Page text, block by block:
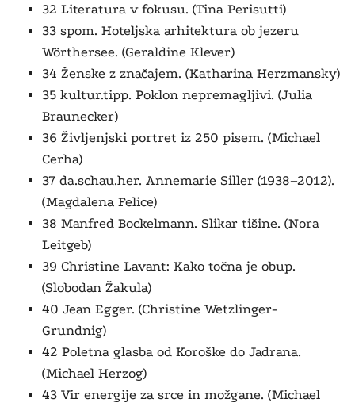
32 Literatura v fokusu. (Tina Perisutti)
33 spom. Hoteljska arhitektura ob jezeru
Wörthersee. (Geraldine Klever)
34 Ženske z značajem. (Katharina Herzmansky)
35 kultur.tipp. Poklon nepremagljivi. (Julia
Braunecker)
36 Življenjski portret iz 250 pisem. (Michael
Cerha)
37 da.schau.her. Annemarie Siller (1938–2012).
(Magdalena Felice)
38 Manfred Bockelmann. Slikar tišine. (Nora
Leitgeb)
39 Christine Lavant: Kako točna je obup.
(Slobodan Žakula)
40 Jean Egger. (Christine Wetzlinger-
Grundnig)
42 Poletna glasba od Koroške do Jadrana.
(Michael Herzog)
43 Vir energije za srce in možgane. (Michael